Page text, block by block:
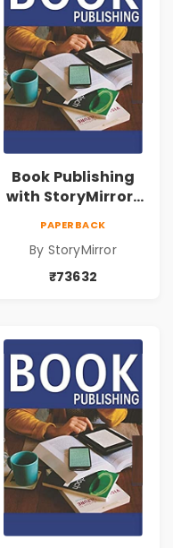
Book Publishing
with StoryMirror |
PAPERBACK
By StoryMirror
₹73632